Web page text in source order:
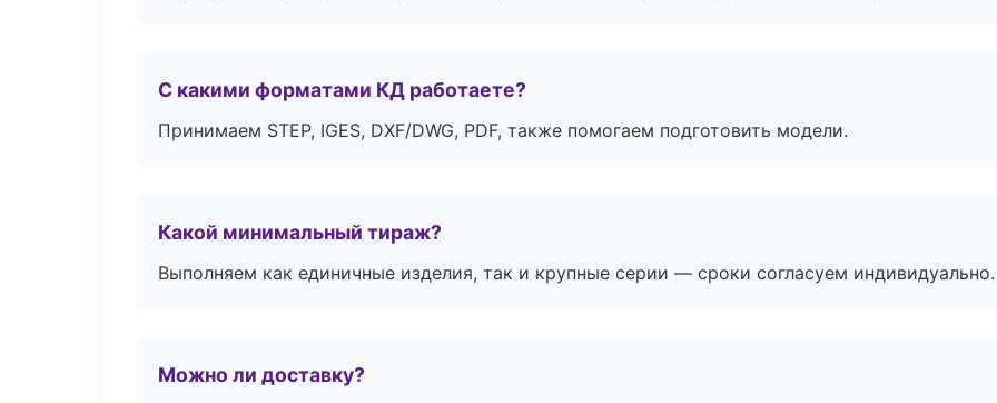
С какими форматами КД работаете?
Принимаем STEP, IGES, DXF/DWG, PDF, также помогаем подготовить модели.
Какой минимальный тираж?
Выполняем как единичные изделия, так и крупные серии — сроки согласуем индивидуально.
Можно ли доставку?